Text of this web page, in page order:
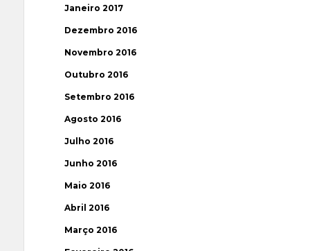
Janeiro 2017
Dezembro 2016
Novembro 2016
Outubro 2016
Setembro 2016
Agosto 2016
Julho 2016
Junho 2016
Maio 2016
Abril 2016
Março 2016